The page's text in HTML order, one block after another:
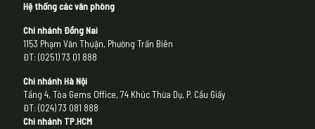
Hệ thống các văn phòng
Chi nhánh Đồng Nai
1153 Phạm Văn Thuận, Phường Trấn Biên
ĐT: (0251) 73 01 888
Chi nhánh Hà Nội
Tầng 4, Tòa Gems Office, 74 Khúc Thừa Dụ, P. Cầu Giấy
ĐT: (024) 73 081 888
Chi nhánh TP.HCM